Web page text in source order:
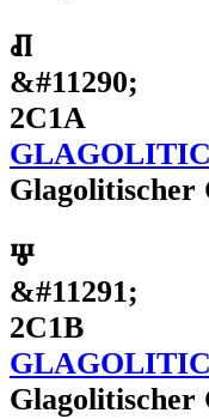
Ⱊ
&#11290;
2C1A
Glagolitischer
Ⱋ
&#11291;
2C1B
Glagolitischer